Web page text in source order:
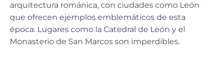
arquitectura románica, con ciudades como León
que ofrecen ejemplos emblemáticos de esta
época. Lugares como la Catedral de León y el
Monasterio de San Marcos son imperdibles.